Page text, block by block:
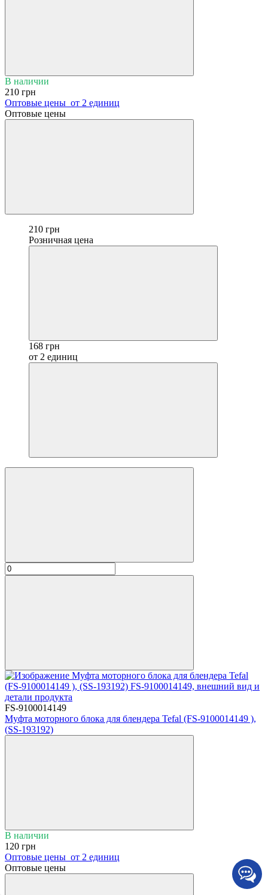
В наличии
210 грн
Оптовые цены от 2 единиц
Оптовые цены
210 грн
Розничная цена
168 грн
от 2 единиц
FS-9100014149
Муфта моторного блока для блендера Tefal (FS-9100014149 ),
(SS-193192)
В наличии
120 грн
Оптовые цены от 2 единиц
Оптовые цены